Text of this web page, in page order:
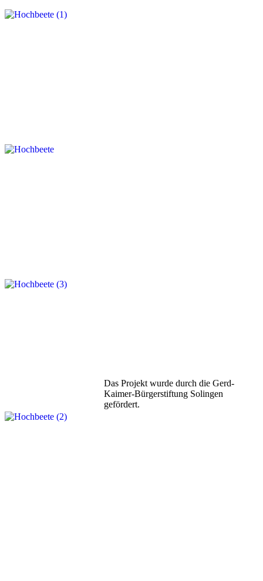
Das Projekt wurde durch die Gerd-
Kaimer-Bürgerstiftung Solingen
gefördert.